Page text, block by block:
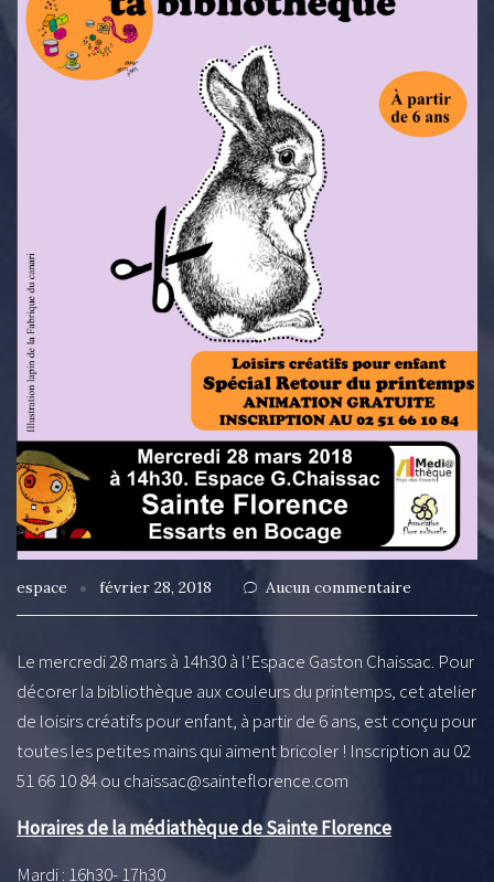
espace février 28, 2018 Aucun commentaire
Le mercredi 28 mars à 14h30 à l’Espace Gaston Chaissac. Pour
décorer la bibliothèque aux couleurs du printemps, cet atelier
de loisirs créatifs pour enfant, à partir de 6 ans, est conçu pour
toutes les petites mains qui aiment bricoler ! Inscription au 02
51 66 10 84 ou chaissac@sainteflorence.com
Horaires de la médiathèque de Sainte Florence
Mardi : 16h30- 17h30